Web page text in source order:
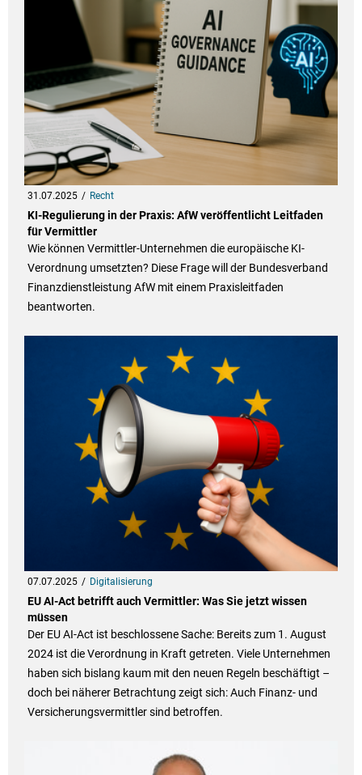
31.07.2025 Recht
KI-Regulierung in der Praxis: AfW veröffentlicht Leitfaden
für Vermittler
Wie können Vermittler-Unternehmen die europäische KI-
Verordnung umsetzten? Diese Frage will der Bundesverband
Finanzdienstleistung AfW mit einem Praxisleitfaden
beantworten.
07.07.2025 Digitalisierung
EU AI-Act betrifft auch Vermittler: Was Sie jetzt wissen
müssen
Der EU AI-Act ist beschlossene Sache: Bereits zum 1. August
2024 ist die Verordnung in Kraft getreten. Viele Unternehmen
haben sich bislang kaum mit den neuen Regeln beschäftigt –
doch bei näherer Betrachtung zeigt sich: Auch Finanz- und
Versicherungsvermittler sind betroffen.